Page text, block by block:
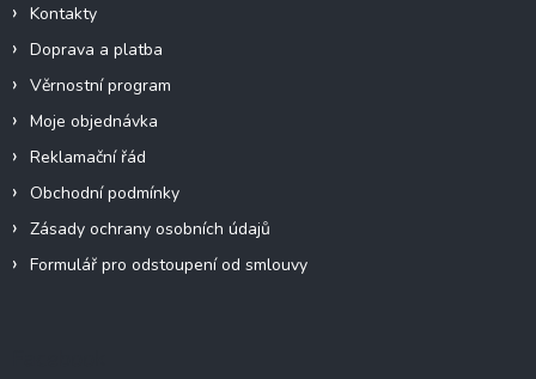
Kontakty
Doprava a platba
Věrnostní program
Moje objednávka
Reklamační řád
Obchodní podmínky
Zásady ochrany osobních údajů
Formulář pro odstoupení od smlouvy